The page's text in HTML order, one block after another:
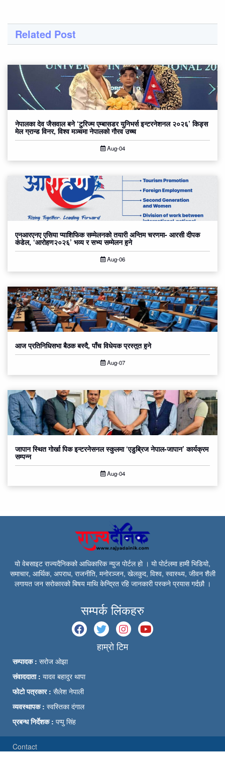
Related Post
नेपालका देव जैसवाल बने ‘टुरिज्म एम्बासडर युनिभर्स इन्टरनेशनल २०२६’ किड्स
मेल ग्रान्ड विनर, विश्व मञ्चमा नेपालको गौरव उच्च
Aug-04
एनआरएनए एसिया प्याशिफिक सम्मेलनको तयारी अन्तिम चरणमा- आरसी दीपक
कंडेल, ‘आरोहण२०२६’ भव्य र सभ्य सम्मेलन हुने
Aug-06
आज प्रतिनिधिसभा बैठक बस्दै, पाँच विधेयक प्रस्तुत हुने
Aug-07
जापान स्थित गोर्खा पिक इन्टरनेसनल स्कुलमा ‘एडुब्रिज नेपाल-जापान’ कार्यक्रम
सम्पन्न
Aug-04
यो वेबसाइट राज्यदैनिकको आधिकारिक न्युज पोर्टल हो । यो पोर्टलमा हामी भिडियो,
समाचार, आर्थिक, अपराध, राजनीति, मनोरञ्जन, खेलकुद, विश्व, स्वास्थ्य, जीवन शैली
लगायत जन सरोकारको बिषय माथि केन्द्रित रहि जानकारी पस्कने प्रयास गर्दछौ ।
सम्पर्क लिंकहरु
हाम्रो टिम
सम्पादक : सरोज ओझा
संवाददाता : यादव बहादुर थापा
फोटो पत्रकार : सैलेश नेपाली
व्यवस्थापक : स्वस्तिका दंगाल
प्रबन्ध निर्देशक : पप्पु सिंह
Contact